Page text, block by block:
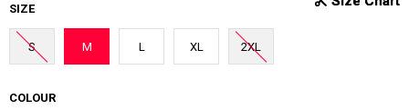
SIZE
S M L XL 2XL
COLOUR